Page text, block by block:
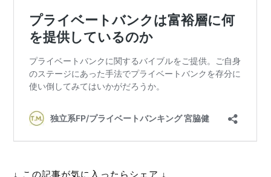
↓ この記事が気に入ったらシェア ↓